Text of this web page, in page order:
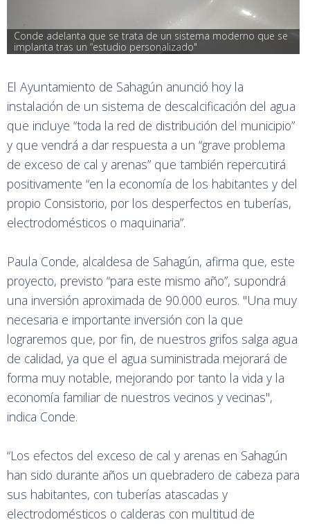
Conde adelanta que se trata de un sistema moderno que se
implanta tras un “estudio personalizado"
El Ayuntamiento de Sahagún anunció hoy la
instalación de un sistema de descalcificación del agua
que incluye “toda la red de distribución del municipio”
y que vendrá a dar respuesta a un “grave problema
de exceso de cal y arenas” que también repercutirá
positivamente “en la economía de los habitantes y del
propio Consistorio, por los desperfectos en tuberías,
electrodomésticos o maquinaria”.
Paula Conde, alcaldesa de Sahagún, afirma que, este
proyecto, previsto “para este mismo año”, supondrá
una inversión aproximada de 90.000 euros. "Una muy
necesaria e importante inversión con la que
lograremos que, por fin, de nuestros grifos salga agua
de calidad, ya que el agua suministrada mejorará de
forma muy notable, mejorando por tanto la vida y la
economía familiar de nuestros vecinos y vecinas",
indica Conde.
“Los efectos del exceso de cal y arenas en Sahagún
han sido durante años un quebradero de cabeza para
sus habitantes, con tuberías atascadas y
electrodomésticos o calderas con multitud de